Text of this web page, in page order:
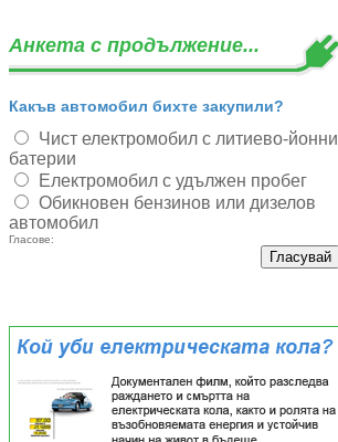
Анкета с продължение...
Какъв автомобил бихте закупили?
Чист електромобил с литиево-йонни
батерии
Електромобил с удължен пробег
Обикновен бензинов или дизелов
автомобил
Гласове: